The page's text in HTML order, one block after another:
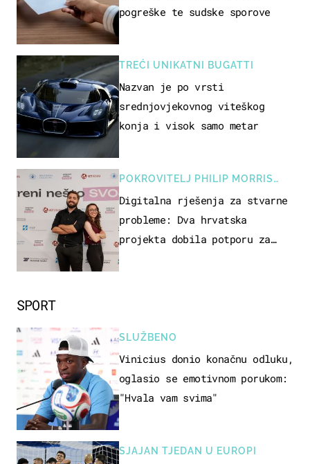
SPORT
SLUŽBENO
Vinicius donio konačnu odluku,
oglasio se emotivnom porukom:
"Hvala vam svima"
SJAJAN TJEDAN U EUROPI
pogreške te sudske sporove
TREĆI UNIKATNI BUGATTI
Nazvan je po vrsti
srednjovjekovnog viteškog
konja i visok samo metar
POKROVITELJ PHILIP MORRIS
ZAGREB
Digitalna rješenja za stvarne
probleme: Dva hrvatska
projekta dobila potporu za